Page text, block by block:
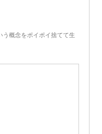
概念をポイポイ捨てて生